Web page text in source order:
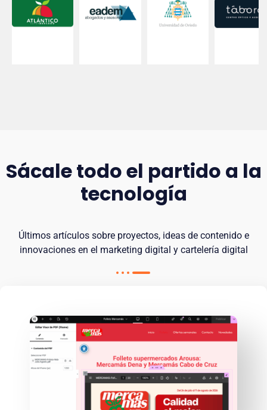
Sácale todo el partido a la
tecnología
Últimos artículos sobre proyectos, ideas de contenido e
innovaciones en el marketing digital y cartelería digital